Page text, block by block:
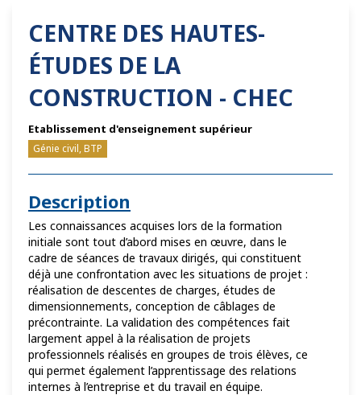
CENTRE DES HAUTES-
ÉTUDES DE LA
CONSTRUCTION - CHEC
Etablissement d'enseignement supérieur
Génie civil, BTP
Description
Les connaissances acquises lors de la formation
initiale sont tout d’abord mises en œuvre, dans le
cadre de séances de travaux dirigés, qui constituent
déjà une confrontation avec les situations de projet :
réalisation de descentes de charges, études de
dimensionnements, conception de câblages de
précontrainte. La validation des compétences fait
largement appel à la réalisation de projets
professionnels réalisés en groupes de trois élèves, ce
qui permet également l’apprentissage des relations
internes à l’entreprise et du travail en équipe.